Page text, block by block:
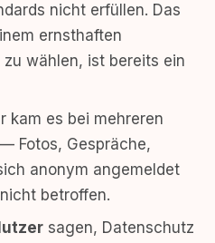
nicht erfüllen. Das
ernsthaften
wählen, ist bereits ein
kam es bei mehreren
Fotos, Gespräche,
anonym angemeldet
betroffen.
sagen, Datenschutz